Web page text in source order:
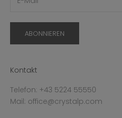
ABONNIEREN
Kontakt
Telefon: +43 5224 55550
Mail: office@crystalp.com